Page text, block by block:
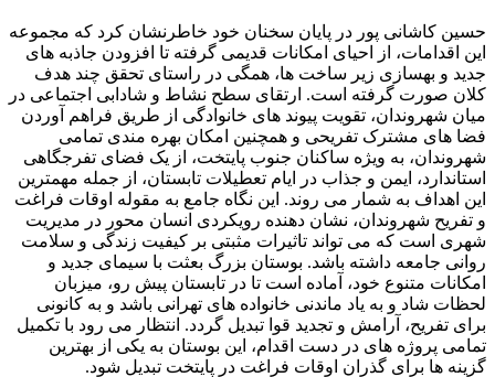
حسین کاشانی پور در پایان سخنان خود خاطرنشان کرد که مجموعه
این اقدامات، از احیای امکانات قدیمی گرفته تا افزودن جاذبه های
جدید و بهسازی زیر ساخت ها، همگی در راستای تحقق چند هدف
کلان صورت گرفته است. ارتقای سطح نشاط و شادابی اجتماعی در
میان شهروندان، تقویت پیوند های خانوادگی از طریق فراهم آوردن
فضا های مشترک تفریحی و همچنین امکان بهره مندی تمامی
شهروندان، به ویژه ساکنان جنوب پایتخت، از یک فضای تفرجگاهی
استاندارد، ایمن و جذاب در ایام تعطیلات تابستان، از جمله مهمترین
این اهداف به شمار می روند. این نگاه جامع به مقوله اوقات فراغت
و تفریح شهروندان، نشان دهنده رویکردی انسان محور در مدیریت
شهری است که می تواند تاثیرات مثبتی بر کیفیت زندگی و سلامت
روانی جامعه داشته باشد. بوستان بزرگ بعثت با سیمای جدید و
امکانات متنوع خود، آماده است تا در تابستان پیش رو، میزبان
لحظات شاد و به یاد ماندنی خانواده های تهرانی باشد و به کانونی
برای تفریح، آرامش و تجدید قوا تبدیل گردد. انتظار می رود با تکمیل
تمامی پروژه های در دست اقدام، این بوستان به یکی از بهترین
گزینه ها برای گذران اوقات فراغت در پایتخت تبدیل شود.